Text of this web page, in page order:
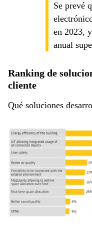
Se prevé
en 2023,
anual
Ranking de
cliente
Qué soluciones